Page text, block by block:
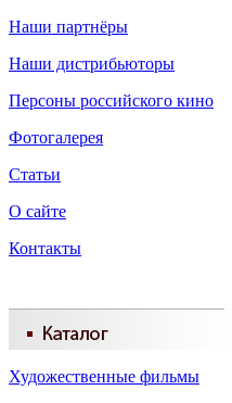
Наши партнёры
Наши дистрибьюторы
Персоны российского кино
Фотогалерея
Статьи
О сайте
Контакты
Художественные фильмы